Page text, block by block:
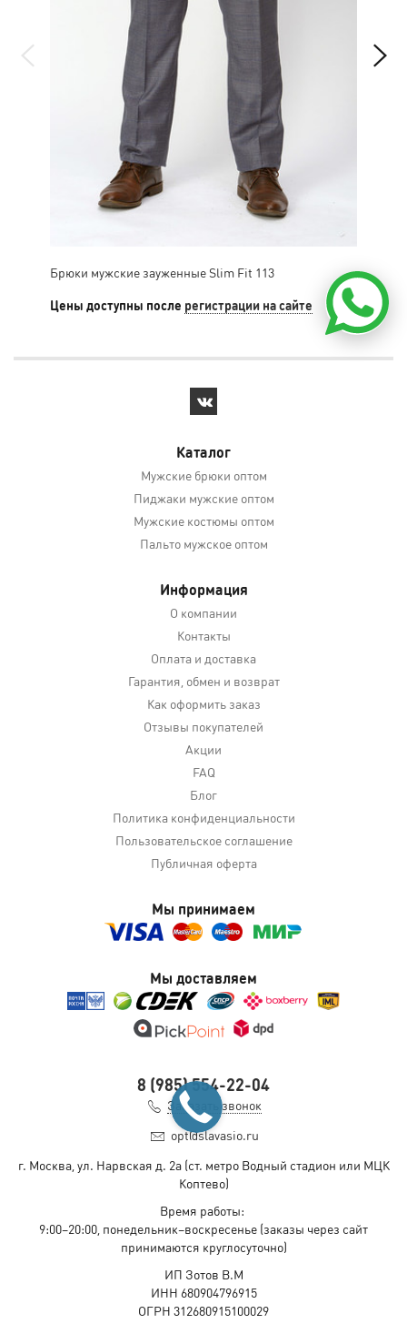
Брюки мужские зауженные Slim Fit 113
Цены доступны после регистрации на сайте
Каталог
Мужские брюки оптом
Пиджаки мужские оптом
Мужские костюмы оптом
Пальто мужское оптом
Информация
О компании
Контакты
Оплата и доставка
Гарантия, обмен и возврат
Как оформить заказ
Отзывы покупателей
Акции
FAQ
Блог
Политика конфиденциальности
Пользовательское соглашение
Публичная оферта
Мы принимаем
Мы доставляем
8 (985) 554-22-04
Заказать звонок
opt@slavasio.ru
г. Москва, ул. Нарвская д. 2а(ст. метро Водный стадион или МЦК
Коптево)
Время работы:
9:00–20:00, понедельник–воскресенье (заказы через сайт
принимаются круглосуточно)
ИП Зотов В.М
ИНН 680904796915
ОГРН 312680915100029